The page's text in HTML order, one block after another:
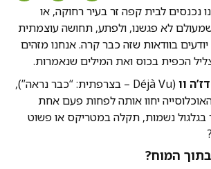
נכנסים לבית קפה זר בעיר רחוקה, או
לא פגשנו, ולפתע, תחושה עוצמתית
בוודאות שזה כבר קרה. אנחנו מזהים
הכפית בכוס ואת המילים שנאמרות.
דז’ה וו
(Déjà Vu – בצרפתית: “כבר נראה”),
עד 80% מהאוכלוסייה יחוו אותה לפחות פעם אחת
בגלגול נשמות, תקלה במטריקס או פשוט
המוח?